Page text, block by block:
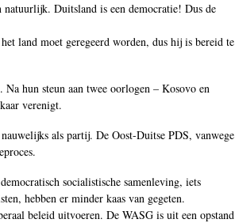
natuurlijk. Duitsland is een democratie! Dus de
land moet geregeerd worden, dus hij is bereid te
hun steun aan twee oorlogen – Kosovo en
verenigt.
als partij. De Oost-Duitse PDS, vanwege
socialistische samenleving, iets
hebben er minder kaas van gegeten.
beleid uitvoeren. De WASG is uit een opstand